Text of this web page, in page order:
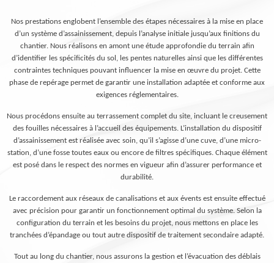
Nos prestations englobent l’ensemble des étapes nécessaires à la mise en place
d’un système d’assainissement, depuis l’analyse initiale jusqu’aux finitions du
chantier. Nous réalisons en amont une étude approfondie du terrain afin
d’identifier les spécificités du sol, les pentes naturelles ainsi que les différentes
contraintes techniques pouvant influencer la mise en œuvre du projet. Cette
phase de repérage permet de garantir une installation adaptée et conforme aux
exigences réglementaires.
Nous procédons ensuite au terrassement complet du site, incluant le creusement
des fouilles nécessaires à l’accueil des équipements. L’installation du dispositif
d’assainissement est réalisée avec soin, qu’il s’agisse d’une cuve, d’une micro-
station, d’une fosse toutes eaux ou encore de filtres spécifiques. Chaque élément
est posé dans le respect des normes en vigueur afin d’assurer performance et
durabilité.
Le raccordement aux réseaux de canalisations et aux évents est ensuite effectué
avec précision pour garantir un fonctionnement optimal du système. Selon la
configuration du terrain et les besoins du projet, nous mettons en place les
tranchées d’épandage ou tout autre dispositif de traitement secondaire adapté.
Tout au long du chantier, nous assurons la gestion et l’évacuation des déblais